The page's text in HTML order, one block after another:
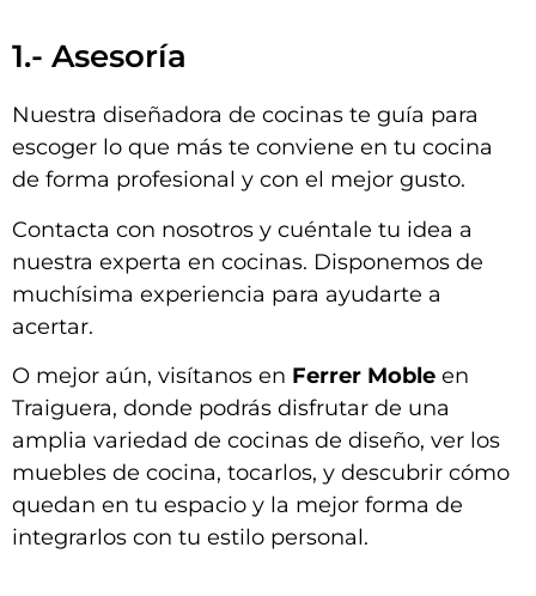
1.- Asesoría
Nuestra diseñadora de cocinas te guía para
escoger lo que más te conviene en tu cocina
de forma profesional y con el mejor gusto.
Contacta con nosotros y cuéntale tu idea a
nuestra experta en cocinas. Disponemos de
muchísima experiencia para ayudarte a
acertar.
O mejor aún, visítanos en Ferrer Moble en
Traiguera, donde podrás disfrutar de una
amplia variedad de cocinas de diseño, ver los
muebles de cocina, tocarlos, y descubrir cómo
quedan en tu espacio y la mejor forma de
integrarlos con tu estilo personal.